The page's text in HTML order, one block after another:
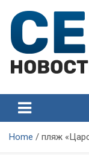
content
Севастополя
Home пляж